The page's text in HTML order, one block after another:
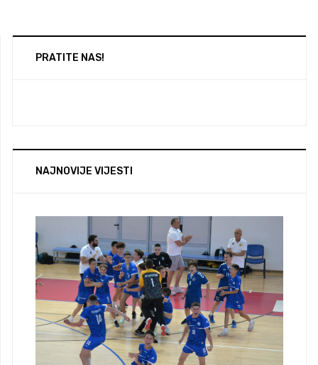
PRATITE NAS!
NAJNOVIJE VIJESTI